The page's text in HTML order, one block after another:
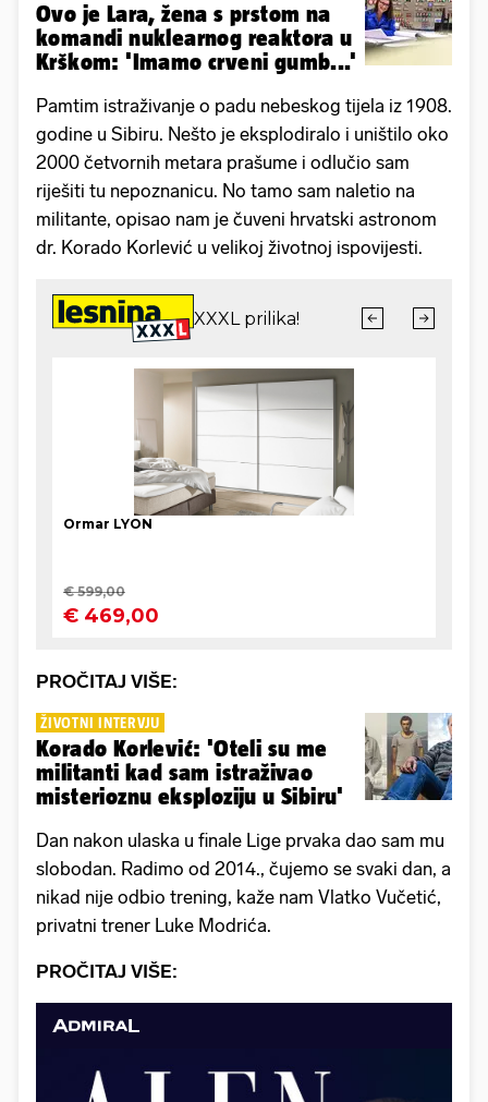
Ovo je Lara, žena s prstom na
komandi nuklearnog reaktora u
Krškom: 'Imamo crveni gumb...'
Pamtim istraživanje o padu nebeskog tijela iz 1908.
godine u Sibiru. Nešto je eksplodiralo i uništilo oko
2000 četvornih metara prašume i odlučio sam
riješiti tu nepoznanicu. No tamo sam naletio na
militante, opisao nam je čuveni hrvatski astronom
dr. Korado Korlević u velikoj životnoj ispovijesti.
PROČITAJ VIŠE:
ŽIVOTNI INTERVJU
Korado Korlević: 'Oteli su me
militanti kad sam istraživao
misterioznu eksploziju u Sibiru'
Dan nakon ulaska u finale Lige prvaka dao sam mu
slobodan. Radimo od 2014., čujemo se svaki dan, a
nikad nije odbio trening, kaže nam Vlatko Vučetić,
privatni trener Luke Modrića.
PROČITAJ VIŠE: